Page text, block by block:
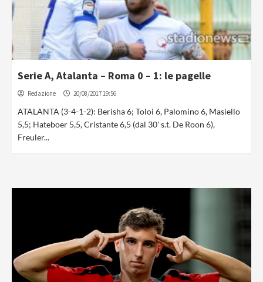
Serie A, Atalanta – Roma 0 – 1: le pagelle
Redazione 20/08/2017 19:56
ATALANTA (3-4-1-2): Berisha 6; Toloi 6, Palomino 6, Masiello
5,5; Hateboer 5,5, Cristante 6,5 (dal 30' s.t. De Roon 6),
Freuler...